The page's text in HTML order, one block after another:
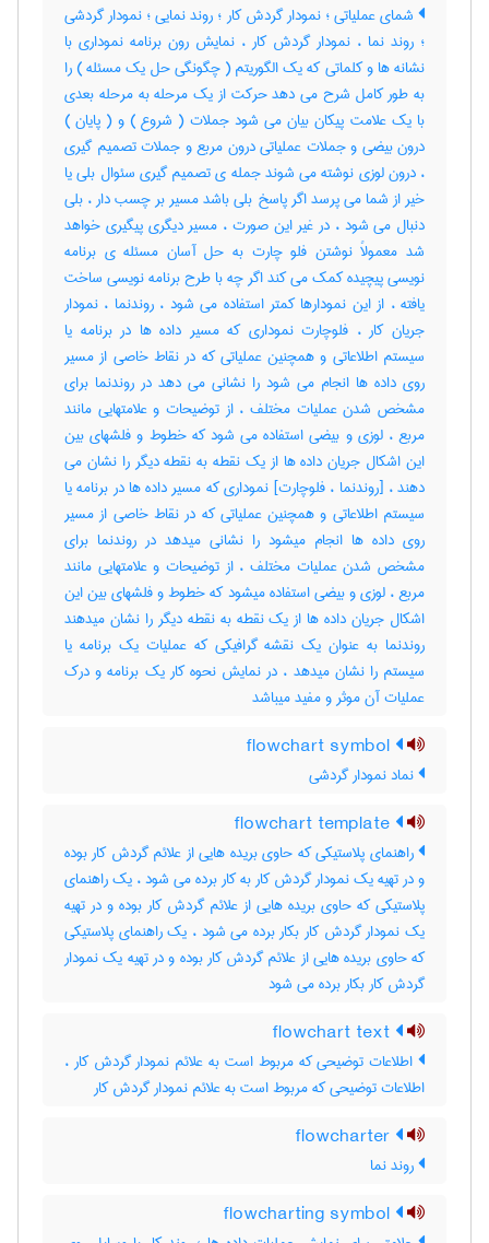
شمای عملیاتی ؛ نمودار گردش کار ؛ روند نمایی ؛ نمودار گردشی
؛ روند نما ، نمودار گردش کار ، نمایش رون برنامه نموداری با
نشانه ها و کلماتی که یک الگوریتم ( چگونگی حل یک مسئله ) را
به طور کامل شرح می دهد حرکت از یک مرحله به مرحله بعدی
با یک علامت پیکان بیان می شود جملات ( شروع ) و ( پایان )
درون بیضی و جملات عملیاتی درون مربع و جملات تصمیم گیری
، درون لوزی نوشته می شوند جمله ی تصمیم گیری سئوال بلی یا
خیر از شما می پرسد اگر پاسخ بلی باشد مسیر بر چسب دار ، بلی
دنبال می شود ، در غیر این صورت ، مسیر دیگری پیگیری خواهد
شد معمولاً نوشتن فلو چارت به حل آسان مسئله ی برنامه
نویسی پیچیده کمک می کند اگر چه با طرح برنامه نویسی ساخت
یافته ، از این نمودارها کمتر استفاده می شود ، روندنما ، نمودار
جریان کار ، فلوچارت نموداری که مسیر داده ها در برنامه یا
سیستم اطلاعاتی و همچنین عملیاتی که در نقاط خاصی از مسیر
روی داده ها انجام می شود را نشانی می دهد در روندنما برای
مشخص شدن عملیات مختلف ، از توضیحات و علامتهایی مانند
مربع ، لوزی و بیضی استفاده می شود که خطوط و فلشهای بین
این اشکال جریان داده ها از یک نقطه به نقطه دیگر را نشان می
دهند ، [روندنما ، فلوچارت] نموداری که مسیر داده ها در برنامه یا
سیستم اطلاعاتی و همچنین عملیاتی که در نقاط خاصی از مسیر
روی داده ها انجام میشود را نشانی میدهد در روندنما برای
مشخص شدن عملیات مختلف ، از توضیحات و علامتهایی مانند
مربع ، لوزی و بیضی استفاده میشود که خطوط و فلشهای بین این
اشکال جریان داده ها از یک نقطه به نقطه دیگر را نشان میدهند
روندنما به عنوان یک نقشه گرافیکی که عملیات یک برنامه یا
سیستم را نشان میدهد ، در نمایش نحوه کار یک برنامه و درک
عملیات آن موثر و مفید میباشد
نماد نمودار گردشی
راهنمای پلاستیکی که حاوی بریده هایی از علائم گردش کار بوده
و در تهیه یک نمودار گردش کار به کار برده می شود ، یک راهنمای
پلاستیکی که حاوی بریده هایی از علائم گردش کار بوده و در تهیه
یک نمودار گردش کار بکار برده می شود ، یک راهنمای پلاستیکی
که حاوی بریده هایی از علائم گردش کار بوده و در تهیه یک نمودار
گردش کار بکار برده می شود
اطلاعات توضیحی که مربوط است به علائم نمودار گردش کار ،
اطلاعات توضیحی که مربوط است به علائم نمودار گردش کار
روند نما